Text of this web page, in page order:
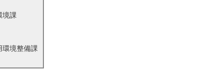
境課
環境整備課